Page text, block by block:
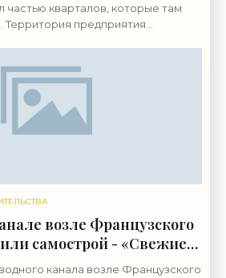
частью кварталов, которые там
Территория предприятия
возле Французского
самострой - «Свежие
канала возле Французского